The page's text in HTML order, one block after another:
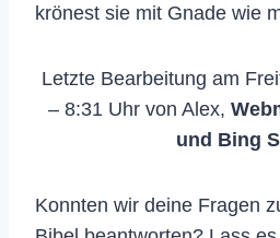
krönest sie mit Gnade wie
Letzte Bearbeitung am
– 8:31 Uhr von Alex,
und Bing
Konnten wir deine Fragen